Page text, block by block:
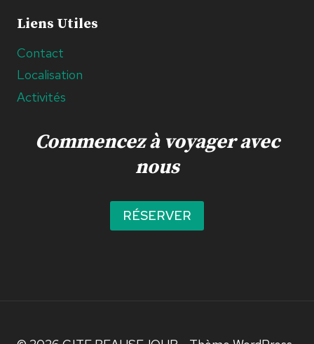
Liens Utiles
Contact
Localisation
Activités
Commencez à voyager avec
nous
RÉSERVER